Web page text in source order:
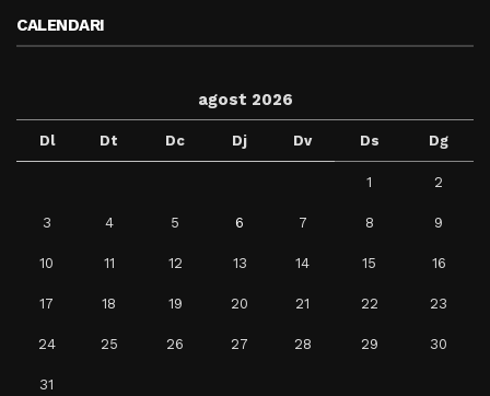
CALENDARI
agost 2026
Dl Dt Dc Dj Dv Ds Dg
1 2
3 4 5 6 7 8 9
10 11 12 13 14 15 16
17 18 19 20 21 22 23
24 25 26 27 28 29 30
31